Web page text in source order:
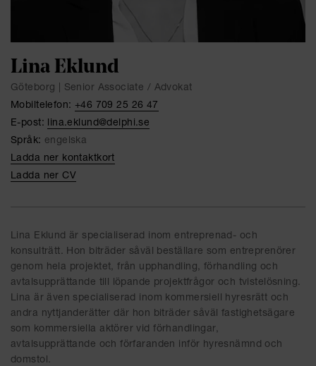
Lina Eklund
Göteborg | Senior Associate / Advokat
Mobiltelefon: +46 709 25 26 47
E-post:
lina.eklund@delphi.se
Språk: engelska
Ladda ner kontaktkort
Ladda ner CV
Lina Eklund är specialiserad inom entreprenad- och
konsulträtt. Hon biträder såväl beställare som entreprenörer
genom hela projektet, från upphandling, förhandling och
avtalsupprättande till löpande projektfrågor och tvistelösning.
Lina är även specialiserad inom kommersiell hyresrätt och
andra nyttjanderätter där hon biträder såväl fastighetsägare
som kommersiella aktörer vid förhandlingar,
avtalsupprättande och förfaranden inför hyresnämnd och
domstol.